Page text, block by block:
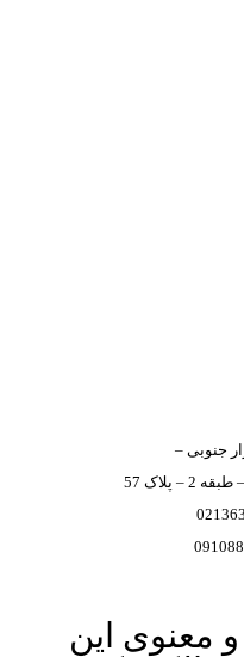
جنوبی –
پلاک 57
معنوی این